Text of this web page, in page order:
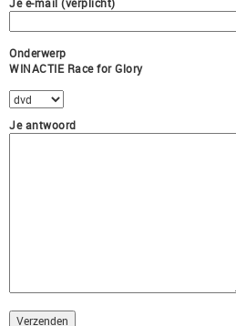
Onderwerp
WINACTIE Race for Glory
Je antwoord